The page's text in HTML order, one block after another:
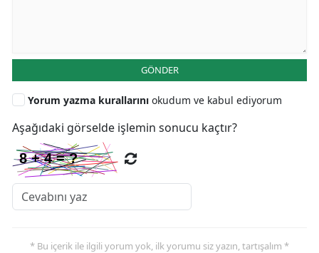
GÖNDER
Yorum yazma kurallarını okudum ve kabul ediyorum
Aşağıdaki görselde işlemin sonucu kaçtır?
* Bu içerik ile ilgili yorum yok, ilk yorumu siz yazın, tartışalım *